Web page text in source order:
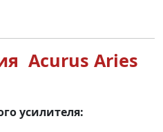
Acurus Aries
усилителя: